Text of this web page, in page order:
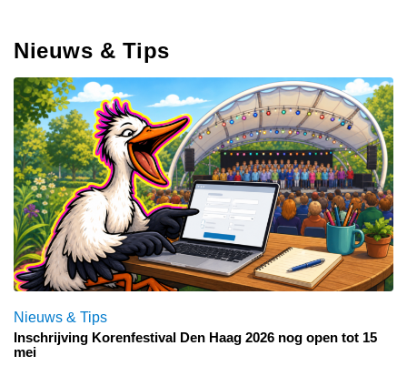
Nieuws & Tips
Nieuws & Tips
Inschrijving Korenfestival Den Haag 2026 nog open tot 15
mei